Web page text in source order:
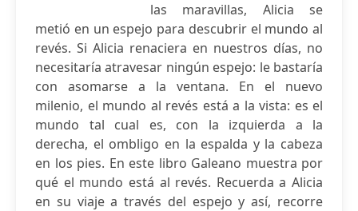
las maravillas, Alicia se
metió en un espejo para descubrir el mundo al
revés. Si Alicia renaciera en nuestros días, no
necesitaría atravesar ningún espejo: le bastaría
con asomarse a la ventana. En el nuevo
milenio, el mundo al revés está a la vista: es el
mundo tal cual es, con la izquierda a la
derecha, el ombligo en la espalda y la cabeza
en los pies. En este libro Galeano muestra por
qué el mundo está al revés. Recuerda a Alicia
en su viaje a través del espejo y así, recorre